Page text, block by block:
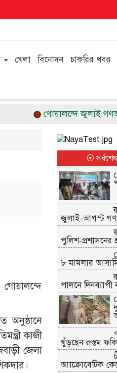
খেলা বিনোদন চাকরির খবর
গোয়ালন্দে জুলাই
অনুষ্ঠানে
কাজী
জেলা
⦿ সর্বশেষ
জুলাই-আগস্ট
পুলিশ-প্রশাসনের
৮ মামলার আসামি
পালনে দিনব্যাপী
খুঁড়ছেন রুস্তম
অ্যাক্রোবেটিক